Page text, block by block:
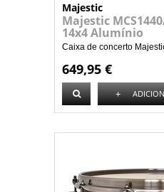
Majestic
Majestic
14x4 Alumínio
Caixa de concerto
649,95 €
+